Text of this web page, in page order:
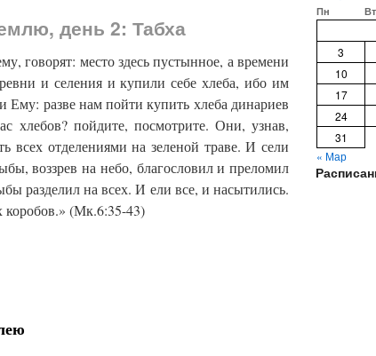
день 2: Табха
говорят: место здесь пустынное, а времени
и селения и купили себе хлеба, ибо им
Ему: разве нам пойти купить хлеба динариев
хлебов? пойдите, посмотрите. Они, узнав,
всех отделениями на зеленой траве. И сели
воззрев на небо, благословил и преломил
разделил на всех. И ели все, и насытились.
коробов.» (Мк.6:35-43)
Пн Вт
« Мар
3
10
17
24
31